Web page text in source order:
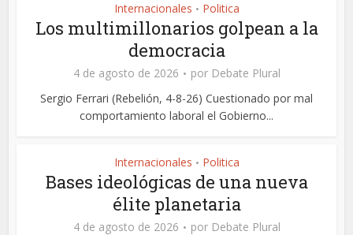
Internacionales • Politica
Los multimillonarios golpean a la
democracia
4 de agosto de 2026 por Debate Plural
Sergio Ferrari (Rebelión, 4-8-26) Cuestionado por mal
comportamiento laboral el Gobierno...
Internacionales • Politica
Bases ideológicas de una nueva
élite planetaria
4 de agosto de 2026 por Debate Plural